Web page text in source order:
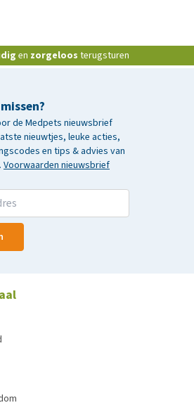
en zorgeloos terugsturen
de Medpets nieuwsbrief
nieuwtjes, leuke acties,
en tips & advies van
Voorwaarden nieuwsbrief